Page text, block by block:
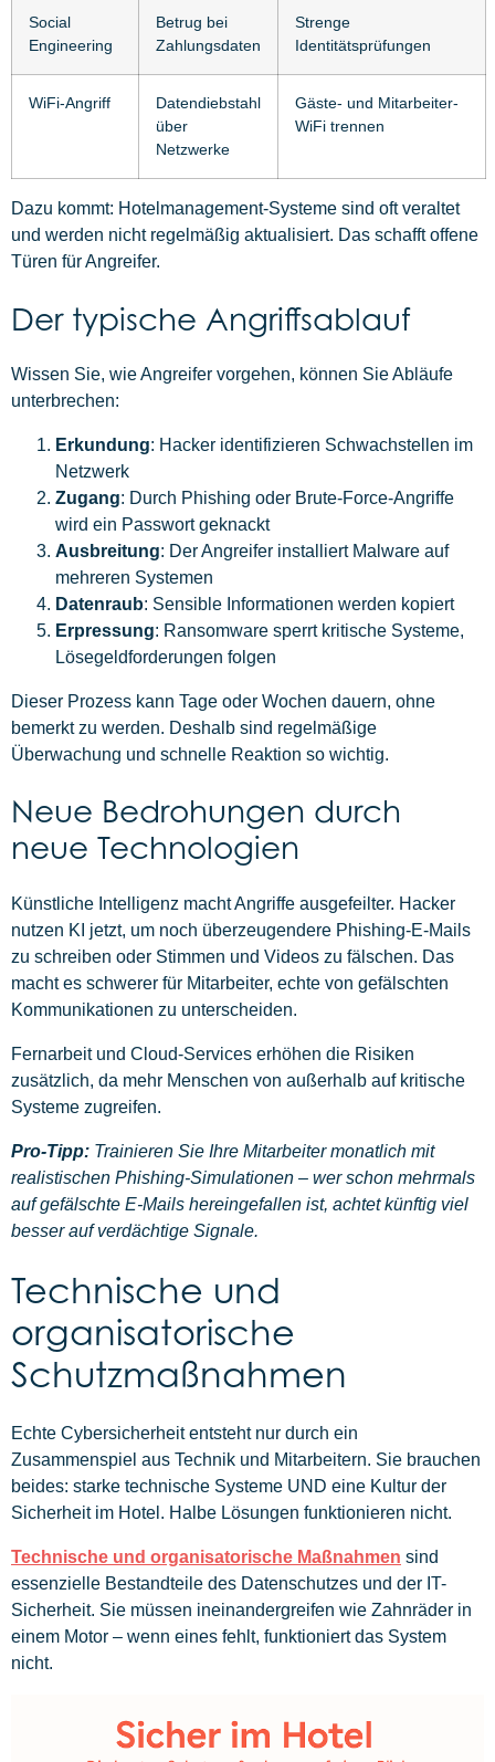
Social
Engineering
Betrug bei
Zahlungsdaten
Strenge
Identitätsprüfungen
WiFi-Angriff
Datendiebstahl
über
Netzwerke
Gäste- und Mitarbeiter-
WiFi trennen
Dazu kommt: Hotelmanagement-Systeme sind oft veraltet
und werden nicht regelmäßig aktualisiert. Das schafft offene
Türen für Angreifer.
Der typische Angriffsablauf
Wissen Sie, wie Angreifer vorgehen, können Sie Abläufe
unterbrechen:
Erkundung: Hacker identifizieren Schwachstellen im
Netzwerk
Zugang: Durch Phishing oder Brute-Force-Angriffe
wird ein Passwort geknackt
Ausbreitung: Der Angreifer installiert Malware auf
mehreren Systemen
Datenraub: Sensible Informationen werden kopiert
Erpressung: Ransomware sperrt kritische Systeme,
Lösegeldforderungen folgen
Dieser Prozess kann Tage oder Wochen dauern, ohne
bemerkt zu werden. Deshalb sind regelmäßige
Überwachung und schnelle Reaktion so wichtig.
Neue Bedrohungen durch
neue Technologien
Künstliche Intelligenz macht Angriffe ausgefeilter. Hacker
nutzen KI jetzt, um noch überzeugendere Phishing-E-Mails
zu schreiben oder Stimmen und Videos zu fälschen. Das
macht es schwerer für Mitarbeiter, echte von gefälschten
Kommunikationen zu unterscheiden.
Fernarbeit und Cloud-Services erhöhen die Risiken
zusätzlich, da mehr Menschen von außerhalb auf kritische
Systeme zugreifen.
Pro-Tipp: Trainieren Sie Ihre Mitarbeiter monatlich mit
realistischen Phishing-Simulationen – wer schon mehrmals
auf gefälschte E-Mails hereingefallen ist, achtet künftig viel
besser auf verdächtige Signale.
Technische und
organisatorische
Schutzmaßnahmen
Echte Cybersicherheit entsteht nur durch ein
Zusammenspiel aus Technik und Mitarbeitern. Sie brauchen
beides: starke technische Systeme UND eine Kultur der
Sicherheit im Hotel. Halbe Lösungen funktionieren nicht.
Technische und organisatorische Maßnahmen sind
essenzielle Bestandteile des Datenschutzes und der IT-
Sicherheit. Sie müssen ineinandergreifen wie Zahnräder in
einem Motor – wenn eines fehlt, funktioniert das System
nicht.